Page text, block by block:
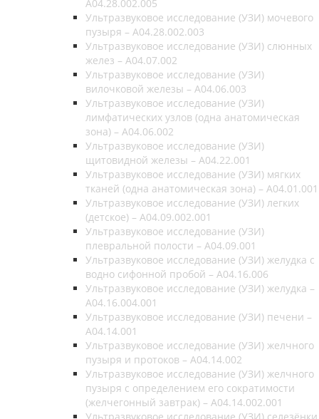
A04.28.002.005
Ультразвуковое исследование (УЗИ) мочевого
пузыря – A04.28.002.003
Ультразвуковое исследование (УЗИ) слюнных
желез – A04.07.002
Ультразвуковое исследование (УЗИ)
вилочковой железы – A04.06.003
Ультразвуковое исследование (УЗИ)
лимфатических узлов (одна анатомическая
зона) – A04.06.002
Ультразвуковое исследование (УЗИ)
щитовидной железы – A04.22.001
Ультразвуковое исследование (УЗИ) мягких
тканей (одна анатомическая зона) – A04.01.001
Ультразвуковое исследование (УЗИ) легких
(детское) – A04.09.002.001
Ультразвуковое исследование (УЗИ)
плевральной полости – A04.09.001
Ультразвуковое исследование (УЗИ) желудка с
водно сифонной пробой – A04.16.006
Ультразвуковое исследование (УЗИ) желудка –
A04.16.004.001
Ультразвуковое исследование (УЗИ) печени –
A04.14.001
Ультразвуковое исследование (УЗИ) желчного
пузыря и протоков – A04.14.002
Ультразвуковое исследование (УЗИ) желчного
пузыря с определением его сократимости
(желчегонный завтрак) – A04.14.002.001